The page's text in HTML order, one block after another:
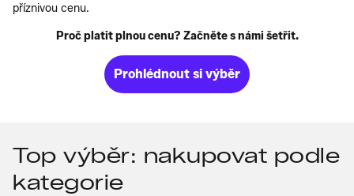
příznivou cenu.
Proč platit plnou cenu? Začněte s námi šetřit.
Prohlédnout si výběr
Top výběr: nakupovat podle
kategorie